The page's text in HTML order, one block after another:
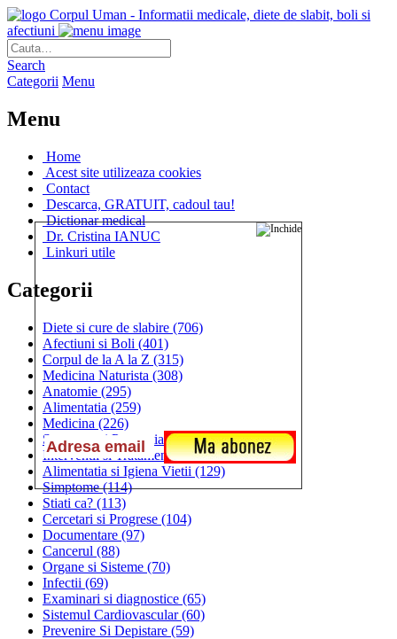
Corpul Uman - Informatii medicale, diete de slabit, boli si
afectiuni
Search
Categorii Menu
Menu
Home
Acest site utilizeaza cookies
Contact
Descarca, GRATUIT, cadoul tau!
Dictionar medical
Dr. Cristina IANUC
Linkuri utile
Categorii
Diete si cure de slabire (706)
Afectiuni si Boli (401)
Corpul de la A la Z (315)
Medicina Naturista (308)
Anatomie (295)
Alimentatia (259)
Medicina (226)
Sanatatea si Preventia(170)
Interventii si Tratamente(167)
Alimentatia si Igiena Vietii (129)
Simptome(114)
Stiati ca? (113)
Cercetari si Progrese (104)
Documentare (97)
Cancerul (88)
Organe si Sisteme (70)
Infectii (69)
Examinari si diagnostice (65)
Sistemul Cardiovascular(60)
Prevenire Si Depistare (59)